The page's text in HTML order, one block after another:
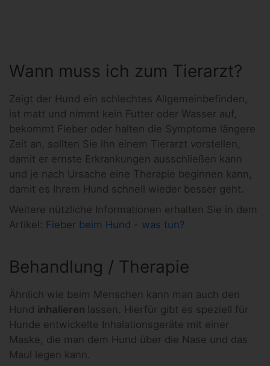
Wann muss ich zum Tierarzt?
Zeigt der Hund ein schlechtes Allgemeinbefinden,
ist matt und nimmt kein Futter oder Wasser auf,
bekommt Fieber oder halten die Symptome längere
Zeit an, sollten Sie ihn einem Tierarzt vorstellen,
damit er ernste Erkrankungen ausschließen kann
und je nach Ursache eine Therapie beginnen kann,
damit es Ihrem Hund schnell wieder besser geht.
Weitere nützliche Informationen erhalten Sie in dem
Artikel: Fieber beim Hund - was tun?
Behandlung / Therapie
Ähnlich wie beim Menschen kann man auch den
Hund inhalieren lassen. Hierfür gibt es speziell für
Hunde entwickelte Inhalationsgeräte mit einer
Maske, die man dem Hund über die Nase und das
Maul legen kann.